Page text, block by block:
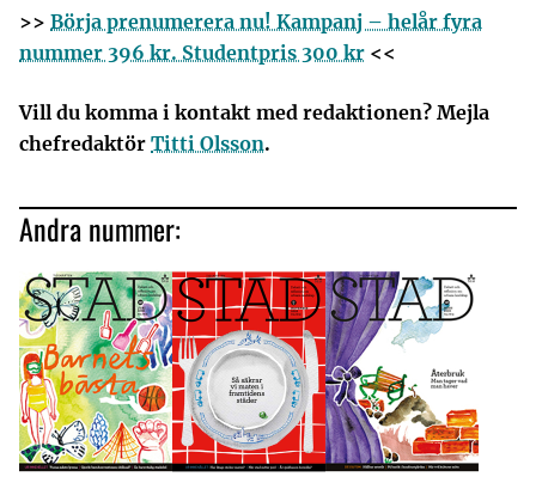
>> Börja prenumerera nu! Kampanj – helår fyra
nummer 396 kr. Studentpris 300 kr <<
Vill du komma i kontakt med redaktionen? Mejla
chefredaktör Titti Olsson.
Andra nummer: